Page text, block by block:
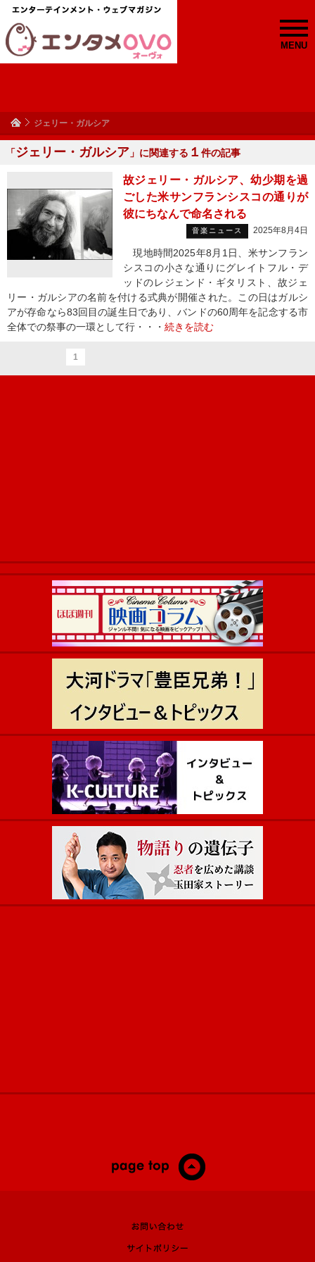
MENU
ジェリー・ガルシア
「ジェリー・ガルシア 」に関連する １ 件の記事
故ジェリー・ガルシア、幼少期を過
ごした米サンフランシスコの通りが
彼にちなんで命名される
音楽ニュース 2025年8月4日
現地時間2025年8月1日、米サンフラン
シスコの小さな通りにグレイトフル・デ
ッドのレジェンド・ギタリスト、故ジェ
リー・ガルシアの名前を付ける式典が開催された。この日はガルシ
アが存命なら83回目の誕生日であり、バンドの60周年を記念する市
全体での祭事の一環として行・・・ 続きを読む
1